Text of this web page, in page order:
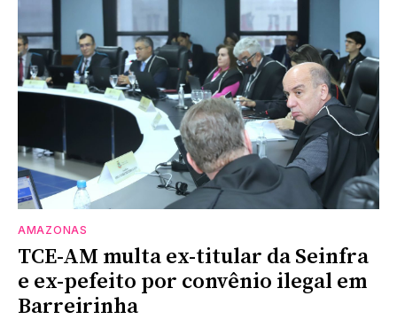
AMAZONAS
TCE-AM multa ex-titular da Seinfra
e ex-pefeito por convênio ilegal em
Barreirinha